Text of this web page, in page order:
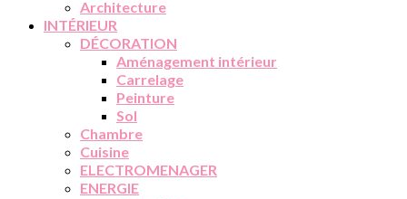
Architecture
INTÉRIEUR
DÉCORATION
Aménagement intérieur
Carrelage
Peinture
Sol
Chambre
Cuisine
ELECTROMENAGER
ENERGIE